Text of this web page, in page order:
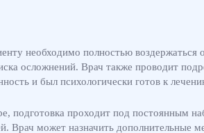
необходимо полностью
осложнений. Врач также проводит
и был психологически готов к
подготовка проходит под постоянным
Врач может назначить